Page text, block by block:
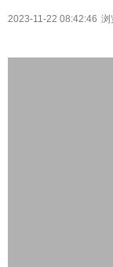
2023-11-22 08:42:46 浏